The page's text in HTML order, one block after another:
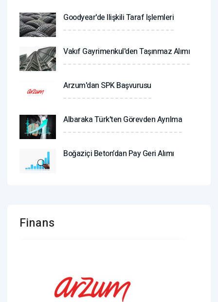
Goodyear'de Ilişkili Taraf Işlemleri
Vakıf Gayrimenkul'den Taşınmaz Alımı
Arzum'dan SPK Başvurusu
Albaraka Türk'ten Görevden Ayrılma
Boğaziçi Beton’dan Pay Geri Alımı
Finans